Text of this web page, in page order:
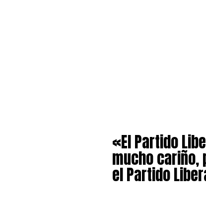
«El Partido
mucho cariño,
el Partido